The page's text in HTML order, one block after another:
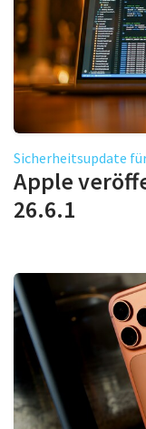
Sicherheitsupdate
Apple
26.6.1